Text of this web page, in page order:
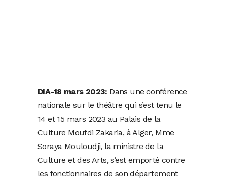
DIA-18 mars 2023: Dans une conférence
nationale sur le théâtre qui s’est tenu le
14 et 15 mars 2023 au Palais de la
Culture Moufdi Zakaria, à Alger, Mme
Soraya Mouloudji, la ministre de la
Culture et des Arts, s’est emporté contre
les fonctionnaires de son département